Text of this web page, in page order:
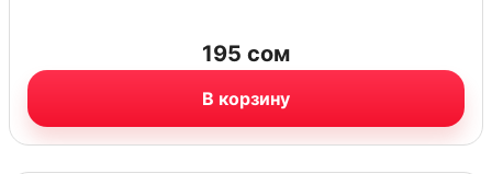
195 сом
В корзину